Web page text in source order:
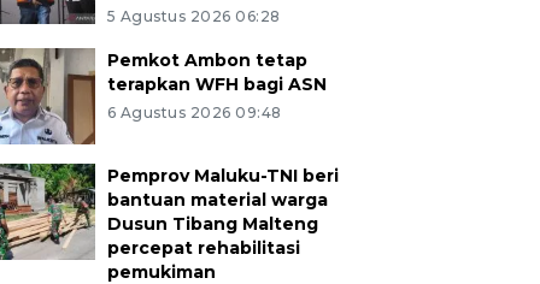
5 Agustus 2026 06:28
Pemkot Ambon tetap
terapkan WFH bagi ASN
6 Agustus 2026 09:48
Pemprov Maluku-TNI beri
bantuan material warga
Dusun Tibang Malteng
percepat rehabilitasi
pemukiman